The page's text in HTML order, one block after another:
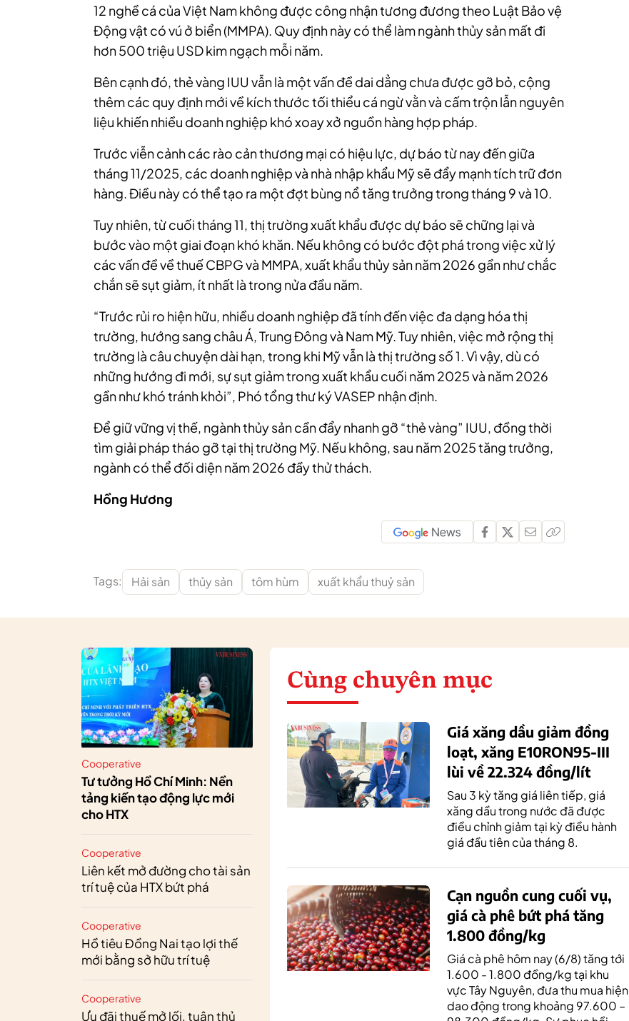
12 nghề cá của Việt Nam không được công nhận tương đương theo Luật Bảo vệ
Động vật có vú ở biển (MMPA). Quy định này có thể làm ngành thủy sản mất đi
hơn 500 triệu USD kim ngạch mỗi năm.
Bên cạnh đó, thẻ vàng IUU vẫn là một vấn đề dai dẳng chưa được gỡ bỏ, cộng
thêm các quy định mới về kích thước tối thiểu cá ngừ vằn và cấm trộn lẫn nguyên
liệu khiến nhiều doanh nghiệp khó xoay xở nguồn hàng hợp pháp.
Trước viễn cảnh các rào cản thương mại có hiệu lực, dự báo từ nay đến giữa
tháng 11/2025, các doanh nghiệp và nhà nhập khẩu Mỹ sẽ đẩy mạnh tích trữ đơn
hàng. Điều này có thể tạo ra một đợt bùng nổ tăng trưởng trong tháng 9 và 10.
Tuy nhiên, từ cuối tháng 11, thị trường xuất khẩu được dự báo sẽ chững lại và
bước vào một giai đoạn khó khăn. Nếu không có bước đột phá trong việc xử lý
các vấn đề về thuế CBPG và MMPA, xuất khẩu thủy sản năm 2026 gần như chắc
chắn sẽ sụt giảm, ít nhất là trong nửa đầu năm.
“Trước rủi ro hiện hữu, nhiều doanh nghiệp đã tính đến việc đa dạng hóa thị
trường, hướng sang châu Á, Trung Đông và Nam Mỹ. Tuy nhiên, việc mở rộng thị
trường là câu chuyện dài hạn, trong khi Mỹ vẫn là thị trường số 1. Vì vậy, dù có
những hướng đi mới, sự sụt giảm trong xuất khẩu cuối năm 2025 và năm 2026
gần như khó tránh khỏi”, Phó tổng thư ký VASEP nhận định.
Để giữ vững vị thế, ngành thủy sản cần đẩy nhanh gỡ “thẻ vàng” IUU, đồng thời
tìm giải pháp tháo gỡ tại thị trường Mỹ. Nếu không, sau năm 2025 tăng trưởng,
ngành có thể đối diện năm 2026 đầy thử thách.
Hồng Hương
Tags: Hải sản thủy sản tôm hùm xuất khẩu thuỷ sản
Cooperative
Tư tưởng Hồ Chí Minh: Nền
tảng kiến tạo động lực mới
cho HTX
Cooperative
Liên kết mở đường cho tài sản
trí tuệ của HTX bứt phá
Cooperative
Hồ tiêu Đồng Nai tạo lợi thế
mới bằng sở hữu trí tuệ
Cooperative
Ưu đãi thuế mở lối, tuân thủ
Cùng chuyên mục
Giá xăng dầu giảm đồng
loạt, xăng E10RON95-III
lùi về 22.324 đồng/lít
Sau 3 kỳ tăng giá liên tiếp, giá
xăng dầu trong nước đã được
điều chỉnh giảm tại kỳ điều hành
giá đầu tiên của tháng 8.
Cạn nguồn cung cuối vụ,
giá cà phê bứt phá tăng
1.800 đồng/kg
Giá cà phê hôm nay (6/8) tăng tới
1.600 - 1.800 đồng/kg tại khu
vực Tây Nguyên, đưa thu mua hiện
dao động trong khoảng 97.600 –